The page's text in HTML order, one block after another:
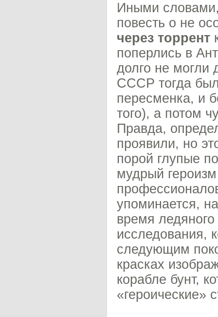
Иными словами,
повесть о не
через торрент
поперлись в
долго не могли
СССР тогда
пересменка, и
того), а потом
Правда,
проявили, но
порой глупые
мудрый
упоминается,
время
исследования,
следующим
красках
корабле бунт,
«героические»